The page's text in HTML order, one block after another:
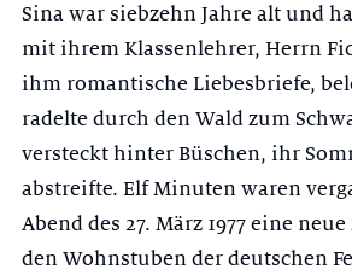
Sina war siebzehn Jahre alt und
mit ihrem Klassenlehrer, Herrn
ihm romantische Liebesbriefe,
radelte durch den Wald zum
versteckt hinter Büschen, ihr
abstreifte. Elf Minuten waren
Abend des 27. März 1977 eine
den Wohnstuben der deutschen